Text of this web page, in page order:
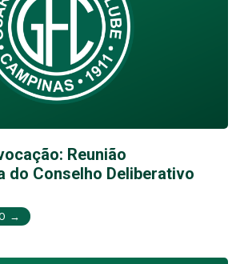
Reunião
do Conselho Deliberativo
→